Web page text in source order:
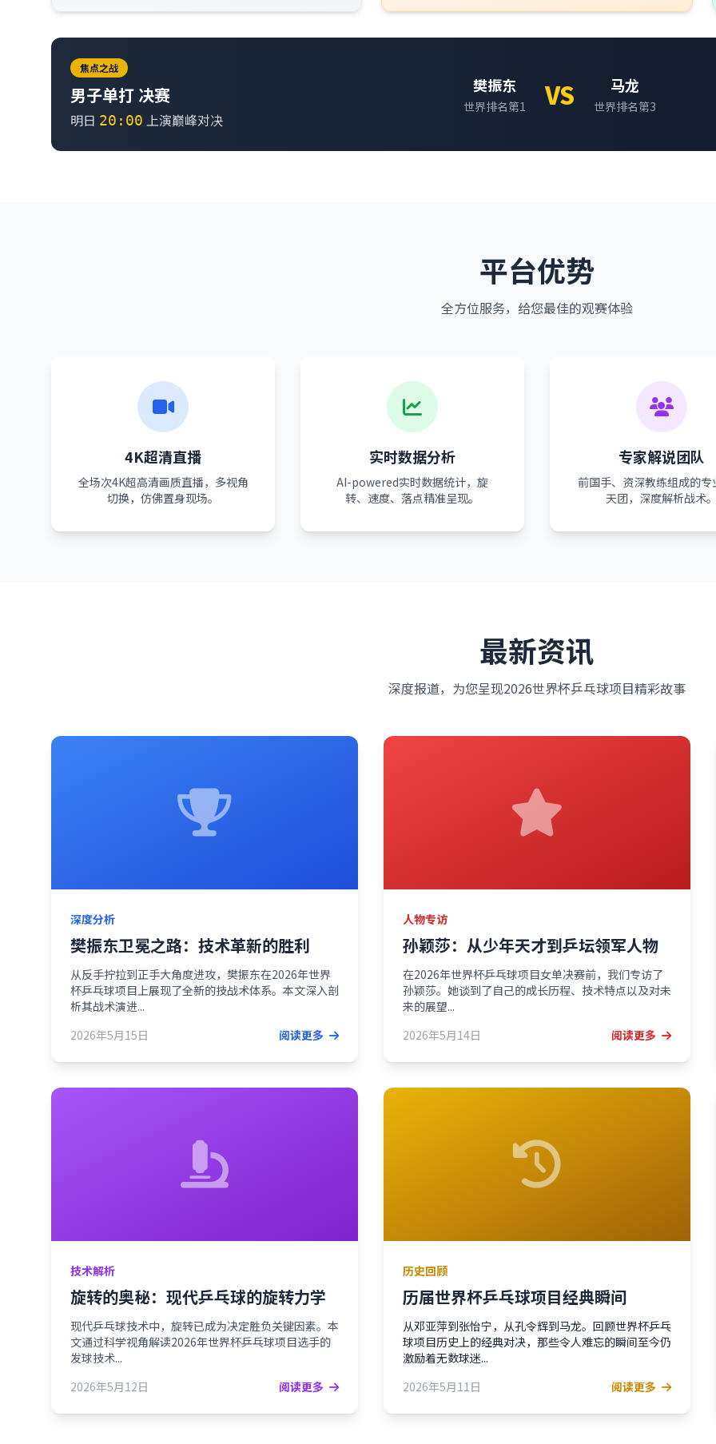
焦点之战
男子单打 决赛
明日 20:00 上演巅峰对决
樊振东
世界排名第1 VS 马龙
世界排名第3
平台优势
全方位服务，给您最佳的观赛体验
4K超清直播
全场次4K超高清画质直播，多视角
切换，仿佛置身现场。
实时数据分析
AI-powered实时数据统计，旋
转、速度、落点精准呈现。
专家解说团队
前国手、资深教练组成的专
天团，深度解析战术
最新资讯
深度报道，为您呈现2026世界杯乒乓球项目精彩故事
深度分析
樊振东卫冕之路：技术革新的胜利
从反手拧拉到正手大角度进攻，樊振东在2026年世界
杯乒乓球项目上展现了全新的技战术体系。本文深入剖
析其战术演进...
2026年5月15日
阅读更多
人物专访
孙颖莎：从少年天才到乒坛领军人物
在2026年世界杯乒乓球项目女单决赛前，我们专访了
孙颖莎。她谈到了自己的成长历程、技术特点以及对未
来的展望...
2026年5月14日
阅读更多
技术解析
旋转的奥秘：现代乒乓球的旋转力学
现代乒乓球技术中，旋转已成为决定胜负关键因素。本
文通过科学视角解读2026年世界杯乒乓球项目选手的
发球技术...
2026年5月12日
阅读更多
历史回顾
历届世界杯乒乓球项目经典瞬间
从邓亚萍到张怡宁，从孔令辉到马龙。回顾世界杯乒乓
球项目历史上的经典对决，那些令人难忘的瞬间至今仍
激励着无数球迷...
2026年5月11日
阅读更多